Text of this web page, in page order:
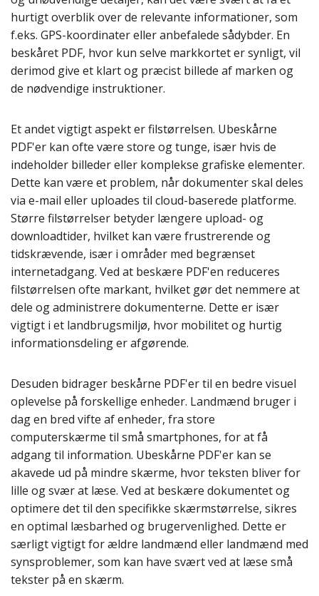
hurtigt overblik over de relevante informationer, som
f.eks. GPS-koordinater eller anbefalede sådybder. En
beskåret PDF, hvor kun selve markkortet er synligt, vil
derimod give et klart og præcist billede af marken og
de nødvendige instruktioner.
Et andet vigtigt aspekt er filstørrelsen. Ubeskårne
PDF'er kan ofte være store og tunge, især hvis de
indeholder billeder eller komplekse grafiske elementer.
Dette kan være et problem, når dokumenter skal deles
via e-mail eller uploades til cloud-baserede platforme.
Større filstørrelser betyder længere upload- og
downloadtider, hvilket kan være frustrerende og
tidskrævende, især i områder med begrænset
internetadgang. Ved at beskære PDF'en reduceres
filstørrelsen ofte markant, hvilket gør det nemmere at
dele og administrere dokumenterne. Dette er især
vigtigt i et landbrugsmiljø, hvor mobilitet og hurtig
informationsdeling er afgørende.
Desuden bidrager beskårne PDF'er til en bedre visuel
oplevelse på forskellige enheder. Landmænd bruger i
dag en bred vifte af enheder, fra store
computerskærme til små smartphones, for at få
adgang til information. Ubeskårne PDF'er kan se
akavede ud på mindre skærme, hvor teksten bliver for
lille og svær at læse. Ved at beskære dokumentet og
optimere det til den specifikke skærmstørrelse, sikres
en optimal læsbarhed og brugervenlighed. Dette er
særligt vigtigt for ældre landmænd eller landmænd med
synsproblemer, som kan have svært ved at læse små
tekster på en skærm.